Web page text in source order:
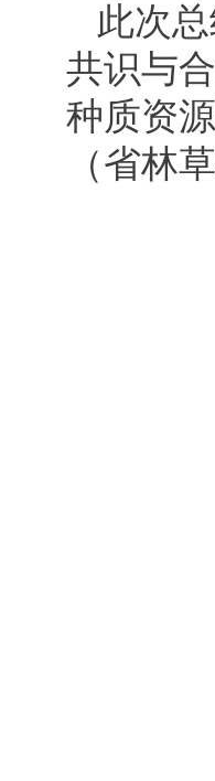
此次
共识与
种质资
（省林